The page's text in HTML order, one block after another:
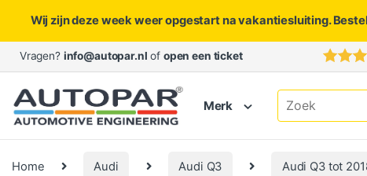
Wij zijn deze week weer opgestart na vakantiesluiting.
Skip to navigation
Skip to content
Vragen? info@autopar.nl of open een ticket
Merk
Search for:
Home Audi Audi Q3 Audi Q3 tot